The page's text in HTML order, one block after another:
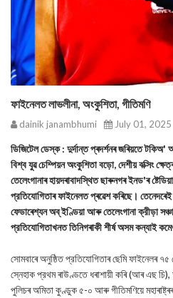
ফাইনেলত লাভলীনা, অংকুশিতা, গীতিমণি
dainik janambhumi July 01, 2025
ডিজিটেল ডেস্ক : দুর্দান্ত প্ৰদৰ্শনৰ জৰিয়তে টকিঅ'
বিশ্ব যুৱ চেম্পিয়ন অংকুশিতা বড়ো, দেশীয় বক্সিং
তেলেংগানাৰ হায়দৰাবাদস্থিত ছাৰুনগৰ ইনড'ৰ
প্রতিযোগিতাৰ ফাইনেলত প্ৰৱেশ কৰিছে। তেনেদৰেই
ফেডাৰেশ্যন অব্ ইণ্ডিয়া আৰু তেলেংগানা ক্রীড়া
প্রতিযোগিতাখনত তিনিগৰাকী শীর্ষ অসম কন্যাই
সোমবাৰে অনুষ্ঠিত প্রতিযোগিতাৰ ছেমি ফাইনেলৰ
স্নেহাক প্রথম ৰাউণ্ডতে ধৰাশায়ী কৰি (আৰ এছ
পুলিচৰ অমিতা কুণ্ডুক ৫-০ আৰু গীতিমণিয়ে